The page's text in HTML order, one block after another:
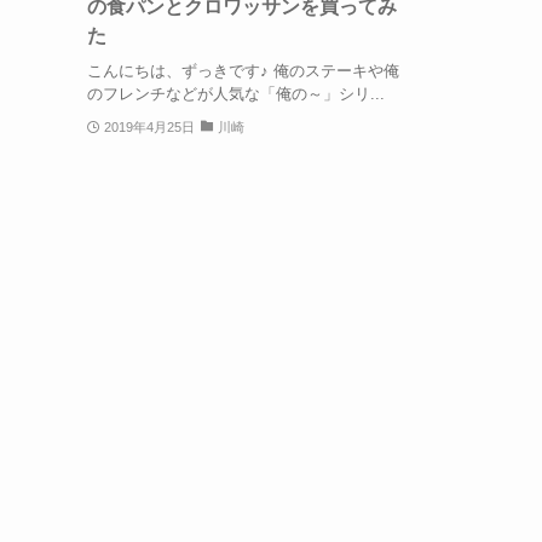
の食パンとクロワッサンを買ってみ
た
こんにちは、ずっきです♪ 俺のステーキや俺
のフレンチなどが人気な「俺の～」シリ...
2019年4月25日 川崎